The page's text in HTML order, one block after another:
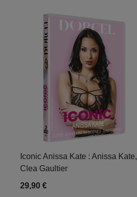
Iconic Anissa Kate : Anissa Kate,
Clea Gaultier
29,90 €